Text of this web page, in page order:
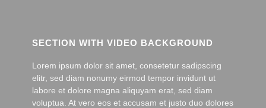
SECTION WITH VIDEO BACKGROUND
Lorem ipsum dolor sit amet, consetetur sadipscing
elitr, sed diam nonumy eirmod tempor invidunt ut
labore et dolore magna aliquyam erat, sed diam
voluptua. At vero eos et accusam et justo duo dolores